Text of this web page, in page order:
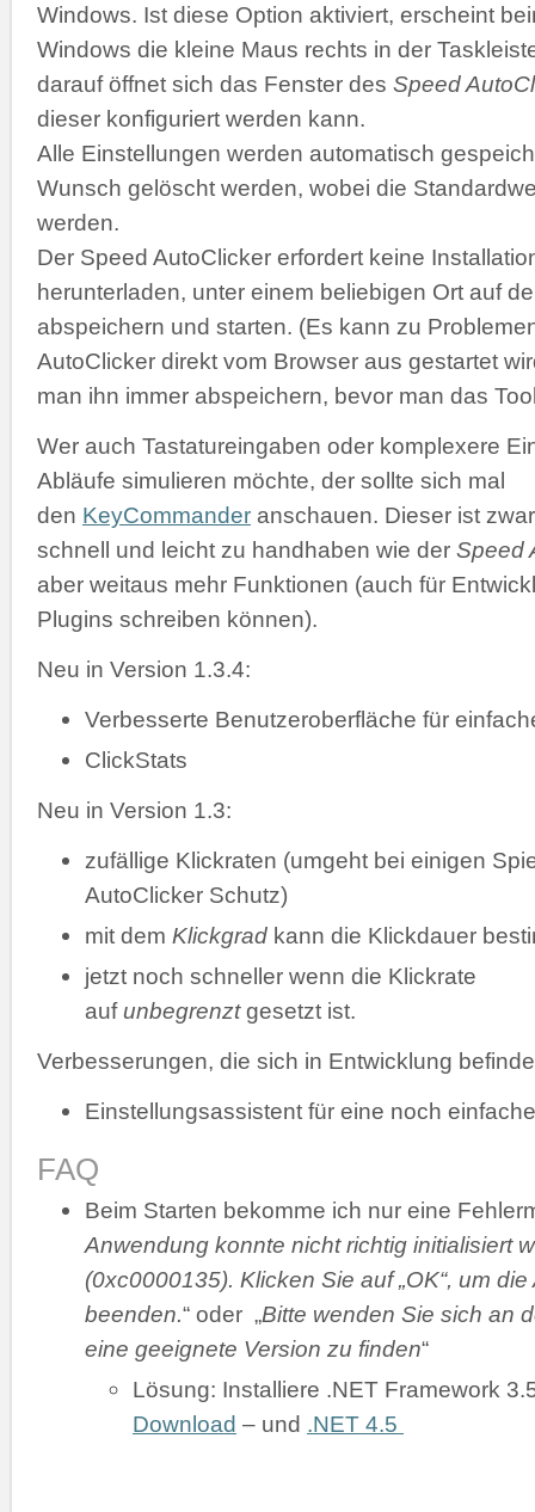
Windows. Ist diese Option aktiviert, erscheint
Windows die kleine Maus rechts in der
darauf öffnet sich das Fenster des Speed
dieser konfiguriert werden kann.
Alle Einstellungen werden automatisch
Wunsch gelöscht werden, wobei die
werden.
Der Speed AutoClicker erfordert keine
herunterladen, unter einem beliebigen Ort auf
abspeichern und starten. (Es kann zu
AutoClicker direkt vom Browser aus gestartet
man ihn immer abspeichern, bevor man das
Wer auch Tastatureingaben oder komplexere
Abläufe simulieren möchte, der sollte sich mal
den KeyCommander anschauen. Dieser ist
schnell und leicht zu handhaben wie der Speed
aber weitaus mehr Funktionen (auch für
Plugins schreiben können).
Neu in Version 1.3.4:
Verbesserte Benutzeroberfläche für
ClickStats
Neu in Version 1.3:
zufällige Klickraten (umgeht bei einigen
AutoClicker Schutz)
mit dem Klickgrad kann die Klickdauer
jetzt noch schneller wenn die Klickrate
aufunbegrenztgesetzt ist.
Verbesserungen, die sich in Entwicklung
Einstellungsassistent für eine noch
FAQ
Beim Starten bekomme ich nur eine
Anwendung konnte nicht richtig initialisiert
(0xc0000135). Klicken Sie auf „OK“, um
beenden.“ oder „Bitte wenden Sie sich an
eine geeignete Version zu finden“
Lösung: Installiere .NET Framework
Download – und .NET 4.5